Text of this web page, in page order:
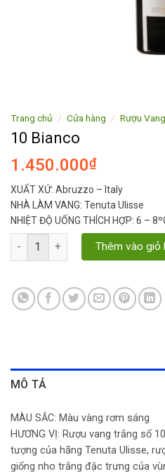
Trang chủ / Cửa hàng / Rượu
10 Bianco
1.450.000₫
XUẤT XỨ: Abruzzo – Italy
NHÀ LÀM VANG: Tenuta Ulisse
NHIỆT ĐỘ UỐNG THÍCH HỢP: 6 –
10 Bianco số lượngThêm vào giỏ
MÔ TẢ
MÀU SẮC: Màu vàng rơm sáng
HƯƠNG VỊ: Rượu vang trắng số
tượng của hãng Tenuta Ulisse,
giống nho trắng đặc trưng của